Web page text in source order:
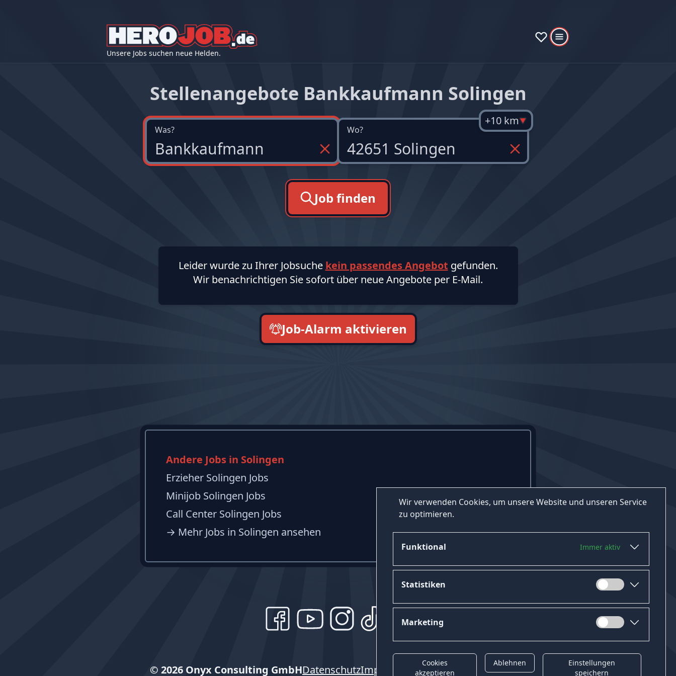
Wir verwenden Cookies, um unsere Website und unseren Service
zu optimieren.
Funktional Immer aktiv
Statistiken
Marketing
Cookies
akzeptieren
Ablehnen
Einstellungen
speichern
Unsere Jobs suchen neue Helden.
Stellenangebote Bankkaufmann Solingen
Was? Wo?
+10 km
Job finden
Leider wurde zu Ihrer Jobsuche kein passendes Angebot gefunden.
Wir benachrichtigen Sie sofort über neue Angebote per E-Mail.
Job-Alarm aktivieren
Andere Jobs in Solingen
Erzieher Solingen Jobs
Minijob Solingen Jobs
Call Center Solingen Jobs
→ Mehr Jobs in Solingen ansehen
DatenschutzImpressum KontaktGender-Hinweis
© 2026 Onyx Consulting GmbH